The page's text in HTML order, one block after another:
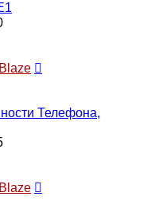
Blaze
Телефона,
Blaze